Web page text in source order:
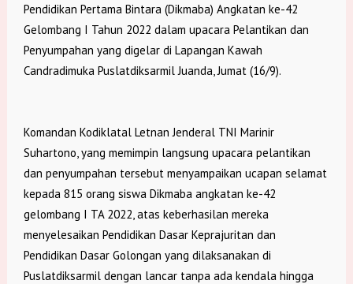
Pendidikan Pertama Bintara (Dikmaba) Angkatan ke-42
Gelombang I Tahun 2022 dalam upacara Pelantikan dan
Penyumpahan yang digelar di Lapangan Kawah
Candradimuka Puslatdiksarmil Juanda, Jumat (16/9).
Komandan Kodiklatal Letnan Jenderal TNI Marinir
Suhartono, yang memimpin langsung upacara pelantikan
dan penyumpahan tersebut menyampaikan ucapan selamat
kepada 815 orang siswa Dikmaba angkatan ke-42
gelombang I TA 2022, atas keberhasilan mereka
menyelesaikan Pendidikan Dasar Keprajuritan dan
Pendidikan Dasar Golongan yang dilaksanakan di
Puslatdiksarmil dengan lancar tanpa ada kendala hingga